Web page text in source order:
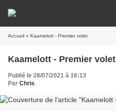
Accueil » Kaamelott - Premier volet
Kaamelott - Premier volet
Publié le 28/07/2021 à 16:13
Par Chris